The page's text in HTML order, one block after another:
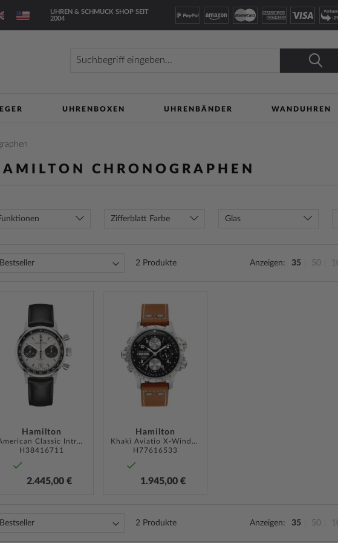
UHREN & SCHMUCK SHOP SEIT
2004
Suche
UHRENBOXEN UHRENBÄNDER WANDUHREN
CHRONOGRAPHEN
Zifferblatt Farbe Glas
2Produkte Anzeigen 35 50
Hamilton
American Classic Intra-Matic Auto Chrono 40mm
H38416711
2.445,00 €
HINZUFÜGEN
Hamilton
Khaki Aviatio X-Wind Auto Chrono 44mm
H77616533
1.945,00 €
HINZUFÜGEN
2Produkte Anzeigen 35 50